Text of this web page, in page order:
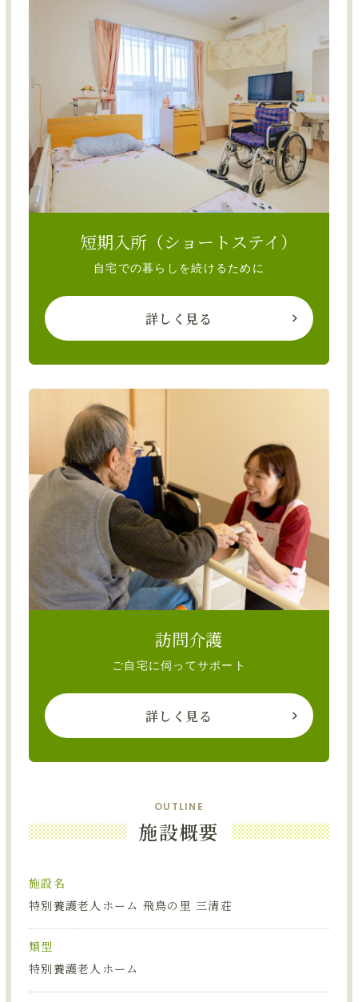
短期入所（ショートステイ）
自宅での暮らしを続けるために
詳しく見る
訪問介護
ご自宅に伺ってサポート
詳しく見る
OUTLINE
施設概要
施設名
特別養護老人ホーム 飛鳥の里 三清荘
類型
特別養護老人ホーム